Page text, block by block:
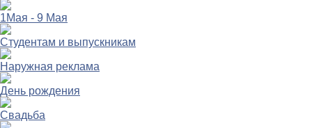
1Мая - 9 Мая
Студентам и выпускникам
Наружная реклама
День рождения
Свадьба